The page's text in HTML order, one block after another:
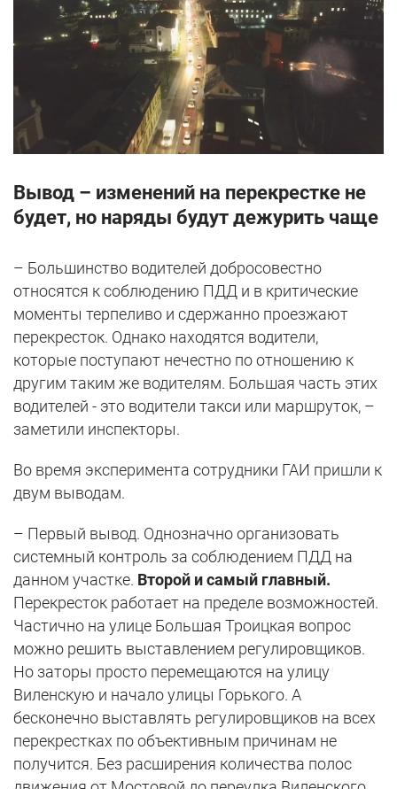
Вывод – изменений на перекрестке не
будет, но наряды будут дежурить чаще
– Большинство водителей добросовестно
относятся к соблюдению ПДД и в критические
моменты терпеливо и сдержанно проезжают
перекресток. Однако находятся водители,
которые поступают нечестно по отношению к
другим таким же водителям. Большая часть этих
водителей - это водители такси или маршруток, –
заметили инспекторы.
Во время эксперимента сотрудники ГАИ пришли к
двум выводам.
– Первый вывод. Однозначно организовать
системный контроль за соблюдением ПДД на
данном участке. Второй и самый главный.
Перекресток работает на пределе возможностей.
Частично на улице Большая Троицкая вопрос
можно решить выставлением регулировщиков.
Но заторы просто перемещаются на улицу
Виленскую и начало улицы Горького. А
бесконечно выставлять регулировщиков на всех
перекрестках по объективным причинам не
получится. Без расширения количества полос